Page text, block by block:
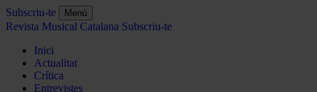
Subscriu-te Menú
Revista Musical Catalana Subscriu-te
Inici
Actualitat
Crítica
Entrevistes